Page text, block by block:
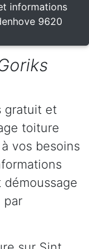
informations
9620
gratuit et
toiture
vos besoins
par